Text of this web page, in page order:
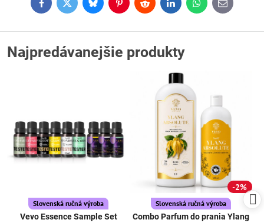
FacebookTwitterBlueskyPinterestReddit LinkedInWhatsApp
E-
mail
Najpredávanejšie produkty
Slovenská ručná výroba
Vevo Essence Sample Set
2%
Slovenská ručná výroba
Combo Parfum do prania Ylang